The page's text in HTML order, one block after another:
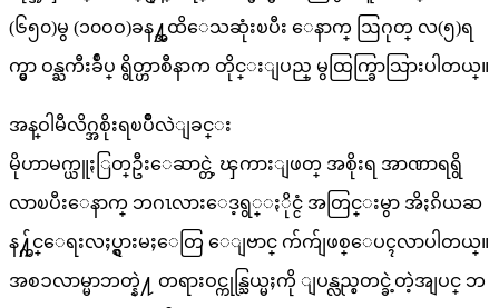
(၆၅၀)မွ (၁၀ဝဝ)ခန႔္အထိေသဆုံးၿပီး ေနာက္ ဩဂုတ္ လ(၅)ရ
က္မွာ ဝန္ႀကီးခ်ဳပ္ ရွိတ္ဟာစီနာက တိုင္းျပည္ မွထြက္ခြာသြားပါတယ္။
အန္ဝါမီလိဂ္အစိုးရၿပိဳလဲျခင္း
မိုဟာမက္ယူႏြတ္ဦးေဆာင္တဲ့ ၾကားျဖတ္ အစိုးရ အာဏာရရွိ
လာၿပီးေနာက္ ဘဂၤလားေဒ့ရွ္ႏိုင္ငံ အတြင္းမွာ အိႏၵိယဆ
န႔္က်င္ေရးလႈပ္ရွားမႈေတြ ေျဗာင္ က်က်ျဖစ္ေပၚလာပါတယ္။
အစၥလာမ္မာဘတ္နဲ႔ တရားဝင္ကုန္သြယ္မႈကို ျပန္လည္စတင္ခဲ့တဲ့အျပင္ ဘ